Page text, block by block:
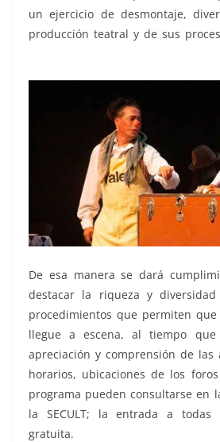
un ejercicio de desmontaje,
producción teatral y de sus
De esa manera se dará
destacar la riqueza y
procedimientos que permiten
llegue a escena, al tiempo
apreciación y comprensión de las
horarios, ubicaciones de los
programa pueden consultarse en
la SECULT; la entrada a todas
gratuita.